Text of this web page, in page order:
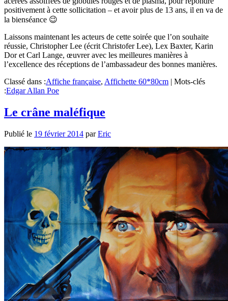
positivement à cette sollicitation – et avoir plus de 13 ans, il en va de
la bienséance 😉
Laissons maintenant les acteurs de cette soirée que l’on souhaite
réussie, Christopher Lee (écrit Christofer Lee), Lex Baxter, Karin
Dor et Carl Lange, œuvrer avec les meilleures manières à
l’excellence des réceptions de l’ambassadeur des bonnes manières.
Classé dans :Affiche française, Affichette 60*80cm | Mots-clés
:Edgar Allan Poe
Le crâne maléfique
Publié le 19 février 2014 parEric